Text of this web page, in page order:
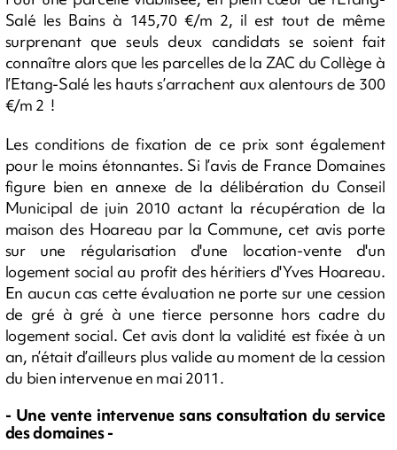
Salé les Bains à 145,70 €/m 2, il est tout de même
surprenant que seuls deux candidats se soient fait
connaître alors que les parcelles de la ZAC du Collège à
l’Etang-Salé les hauts s’arrachent aux alentours de 300
€/m 2 !
Les conditions de fixation de ce prix sont également
pour le moins étonnantes. Si l’avis de France Domaines
figure bien en annexe de la délibération du Conseil
Municipal de juin 2010 actant la récupération de la
maison des Hoareau par la Commune, cet avis porte
sur une régularisation d'une location-vente d'un
logement social au profit des héritiers d'Yves Hoareau.
En aucun cas cette évaluation ne porte sur une cession
de gré à gré à une tierce personne hors cadre du
logement social. Cet avis dont la validité est fixée à un
an, n’était d’ailleurs plus valide au moment de la cession
du bien intervenue en mai 2011.
- Une vente intervenue sans consultation du service
des domaines -